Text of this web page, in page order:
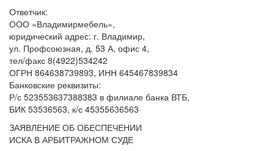
Ответчик:
ООО «Владимирмебель»,
юридический адрес: г. Владимир,
ул. Профсоюзная, д. 53 А, офис 4,
тел/факс 8(4922)534242
ОГРН 864638739893, ИНН 645467839834
Банковские реквизиты:
Р/с 523553637388383 в филиале банка ВТБ,
БИК 53536563, к/с 45355636563
ЗАЯВЛЕНИЕ ОБ ОБЕСПЕЧЕНИИ
ИСКА В АРБИТРАЖНОМ СУДЕ